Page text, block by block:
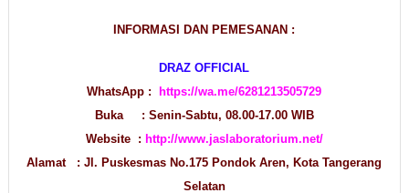
INFORMASI DAN PEMESANAN :
DRAZ OFFICIAL
WhatsApp :
https://wa.me/6281213505729
Buka : Senin-Sabtu, 08.00-17.00 WIB
Website : http://www.jaslaboratorium.net/
Alamat : Jl. Puskesmas No.175 Pondok Aren, Kota Tangerang
Selatan